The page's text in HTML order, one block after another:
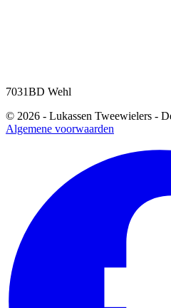
7031BD Wehl
© 2026 - Lukassen Tweewielers -
Algemene voorwaarden